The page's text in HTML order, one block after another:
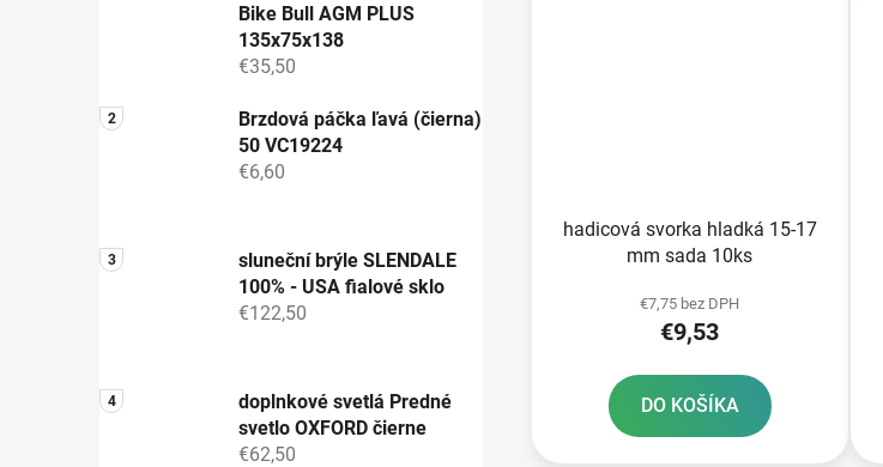
Bike Bull AGM PLUS
135x75x138
€35,50
Brzdová páčka ľavá (čierna)
50 VC19224
€6,60
sluneční brýle SLENDALE
100% - USA fialové sklo
€122,50
doplnkové svetlá Predné
svetlo OXFORD čierne
€62,50
hadicová svorka hladká 15-17
mm sada 10ks
€7,75 bez DPH
€9,53
DO KOŠÍKA